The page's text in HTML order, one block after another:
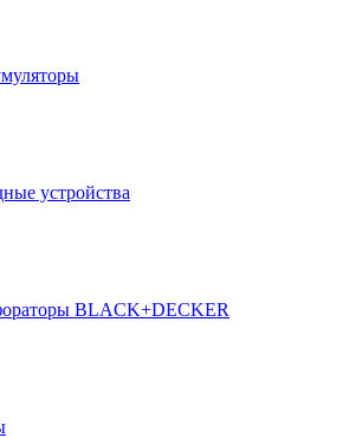
устройства
BLACK+DECKER